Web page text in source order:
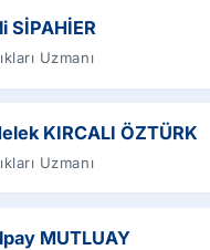
SİPAHİER
Uzmanı
KIRCALI ÖZTÜRK
Uzmanı
MUTLUAY